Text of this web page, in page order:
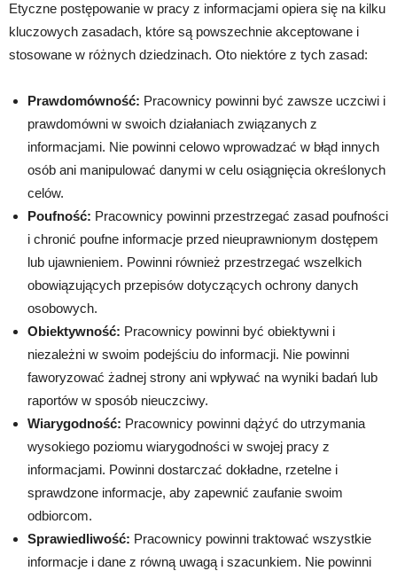
Etyczne postępowanie w pracy z informacjami opiera się na kilku
kluczowych zasadach, które są powszechnie akceptowane i
stosowane w różnych dziedzinach. Oto niektóre z tych zasad:
Prawdomówność: Pracownicy powinni być zawsze uczciwi i
prawdomówni w swoich działaniach związanych z
informacjami. Nie powinni celowo wprowadzać w błąd innych
osób ani manipulować danymi w celu osiągnięcia określonych
celów.
Poufność: Pracownicy powinni przestrzegać zasad poufności
i chronić poufne informacje przed nieuprawnionym dostępem
lub ujawnieniem. Powinni również przestrzegać wszelkich
obowiązujących przepisów dotyczących ochrony danych
osobowych.
Obiektywność: Pracownicy powinni być obiektywni i
niezależni w swoim podejściu do informacji. Nie powinni
faworyzować żadnej strony ani wpływać na wyniki badań lub
raportów w sposób nieuczciwy.
Wiarygodność: Pracownicy powinni dążyć do utrzymania
wysokiego poziomu wiarygodności w swojej pracy z
informacjami. Powinni dostarczać dokładne, rzetelne i
sprawdzone informacje, aby zapewnić zaufanie swoim
odbiorcom.
Sprawiedliwość: Pracownicy powinni traktować wszystkie
informacje i dane z równą uwagą i szacunkiem. Nie powinni